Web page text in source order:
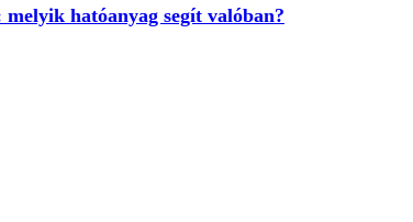
melyik hatóanyag segít valóban?